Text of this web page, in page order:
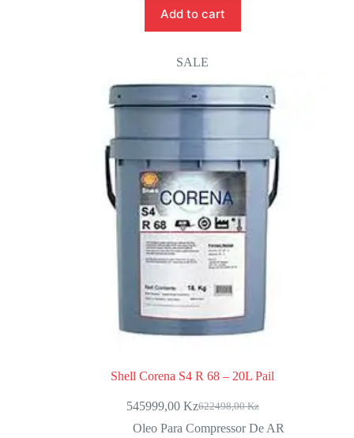
Add to cart
SALE
Shell Corena S4 R 68 – 20L Pail
622498,00Kz
545999,00 Kz
Oleo Para Compressor De AR